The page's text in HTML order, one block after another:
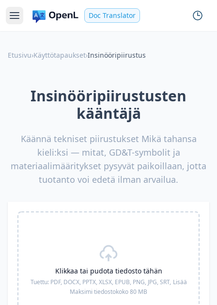
Doc Translator
Etusivu›Käyttötapaukset›Insinööripiirustus
Insinööripiirustusten
kääntäjä
Käännä tekniset piirustukset Mikä tahansa
kieli:ksi — mitat, GD&T-symbolit ja
materiaalimääritykset pysyvät paikoillaan, jotta
tuotanto voi edetä ilman arvailua.
Klikkaa tai pudota tiedosto tähän
Tuettu: PDF, DOCX, PPTX, XLSX, EPUB, PNG, JPG, SRT, Lisää
Maksimi tiedostokoko 80 MB